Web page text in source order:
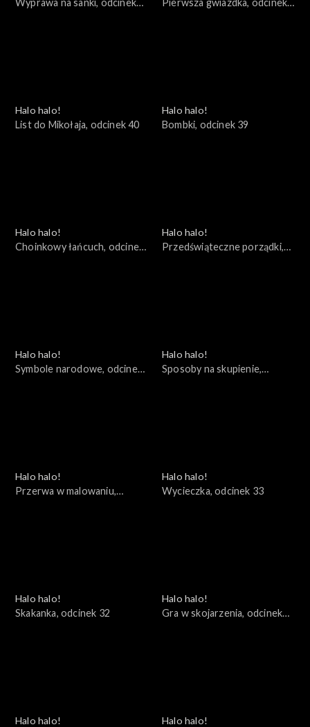
Wyprawa na sanki, odcinek
Pierwsza gwiazdka, odcinek
Halo halo!
List do Mikołaja, odcinek 40
Halo halo!
Bombki, odcinek 39
Halo halo!
Choinkowy łańcuch, odcinek
Halo halo!
Przedświąteczne porządki,
Halo halo!
Symbole narodowe, odcinek
Halo halo!
Sposoby na skupienie,
Halo halo!
Przerwa w malowaniu,
Halo halo!
Wycieczka, odcinek 33
Halo halo!
Skakanka, odcinek 32
Halo halo!
Gra w skojarzenia, odcinek
Halo halo! Halo halo!